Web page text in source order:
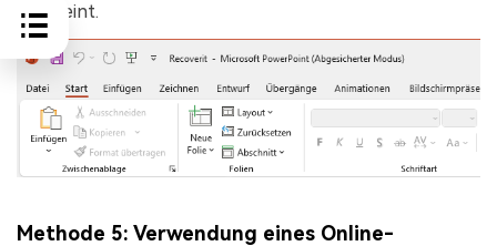
erscheint.
Methode 5: Verwendung eines Online-